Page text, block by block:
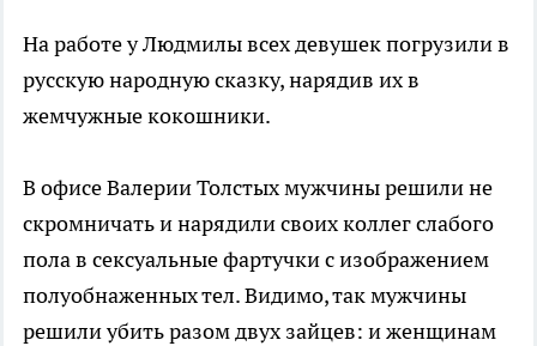
На работе у Людмилы всех девушек погрузили в
русскую народную сказку, нарядив их в
жемчужные кокошники.
В офисе Валерии Толстых мужчины решили не
скромничать и нарядили своих коллег слабого
пола в сексуальные фартучки с изображением
полуобнаженных тел. Видимо, так мужчины
решили убить разом двух зайцев: и женщинам